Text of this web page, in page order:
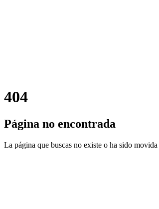
404
Página no encontrada
La página que buscas no existe o ha sido movida